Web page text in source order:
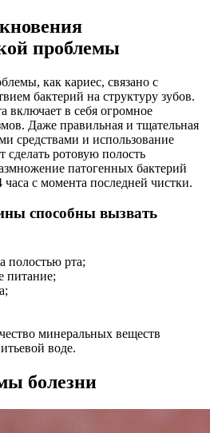
проблемы
как кариес, связано с
бактерий на структуру зубов.
включает в себя огромное
Даже правильная и тщательная
средствами и использование
сделать ротовую полость
патогенных бактерий
часа с момента последней чистки.
способны вызвать
полостью рта;
питание;
минеральных веществ
воде.
болезни